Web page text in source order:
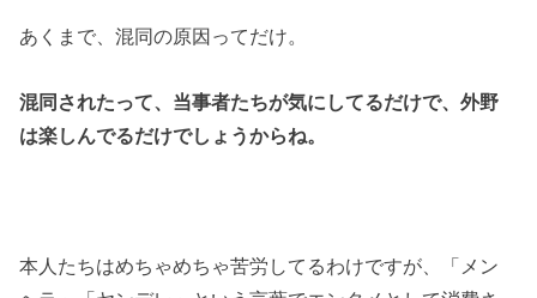
あくまで、混同の原因ってだけ。
混同されたって、当事者たちが気にしてるだけで、外野
は楽しんでるだけでしょうからね。
本人たちはめちゃめちゃ苦労してるわけですが、「メン